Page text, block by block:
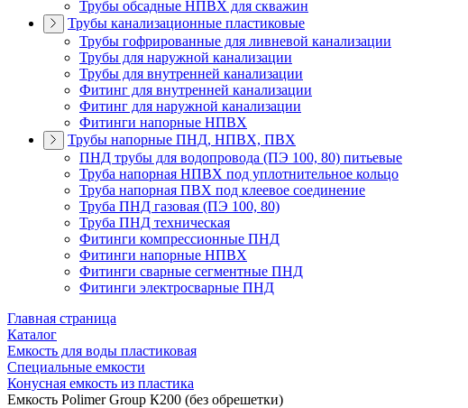
Трубы обсадные НПВХ для скважин
Трубы канализационные пластиковые
Трубы гофрированные для ливневой канализации
Трубы для наружной канализации
Трубы для внутренней канализации
Фитинг для внутренней канализации
Фитинг для наружной канализации
Фитинги напорные НПВХ
Трубы напорные ПНД, НПВХ, ПВХ
ПНД трубы для водопровода (ПЭ 100, 80) питьевые
Труба напорная НПВХ под уплотнительное кольцо
Труба напорная ПВХ под клеевое соединение
Труба ПНД газовая (ПЭ 100, 80)
Труба ПНД техническая
Фитинги компрессионные ПНД
Фитинги напорные НПВХ
Фитинги сварные сегментные ПНД
Фитинги электросварные ПНД
Главная страница
Каталог
Емкость для воды пластиковая
Специальные емкости
Конусная емкость из пластика
Емкость Polimer Group К200 (без обрешетки)